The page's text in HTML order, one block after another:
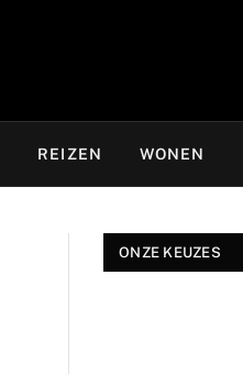
REIZEN WONEN
ONZE KEUZES